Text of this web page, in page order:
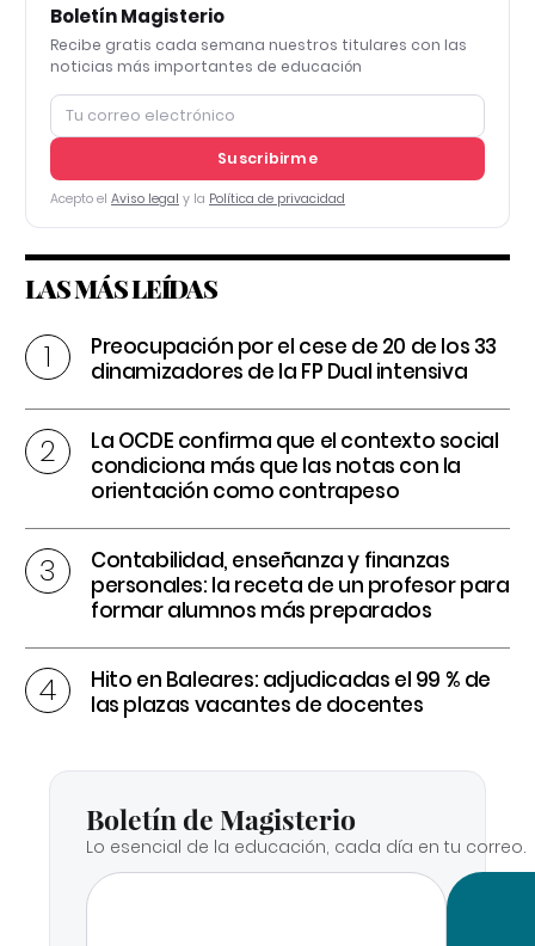
Boletín Magisterio
Recibe gratis cada semana nuestros titulares con las
noticias más importantes de educación
Suscribirme
Acepto el Aviso legal y la Política de privacidad
LAS MÁS LEÍDAS
Preocupación por el cese de 20 de los 33
dinamizadores de la FP Dual intensiva
La OCDE confirma que el contexto social
condiciona más que las notas con la
orientación como contrapeso
Contabilidad, enseñanza y finanzas
personales: la receta de un profesor para
formar alumnos más preparados
Hito en Baleares: adjudicadas el 99 % de
las plazas vacantes de docentes
Boletín de Magisterio
Lo esencial de la educación, cada día en tu correo.